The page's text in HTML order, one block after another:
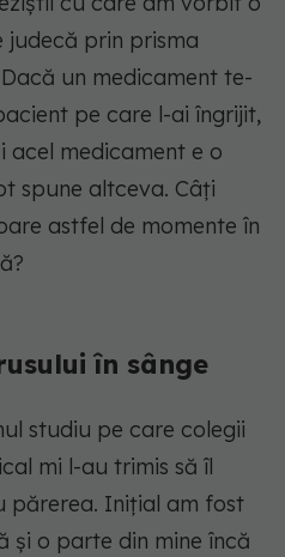
judecă prin prisma
un medicament te-
pe care l-ai îngrijit,
acel medicament e o
spune altceva. Câți
astfel de momente în
în sânge
studiu pe care colegii
mi l-au trimis să îl
părerea. Inițial am fost
și o parte din mine încă